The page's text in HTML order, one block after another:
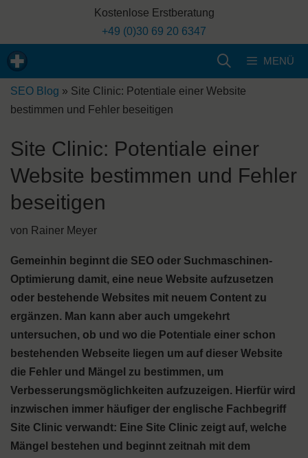
Kostenlose Erstberatung
+49 (0)30 69 20 6347
MENÜ
SEO Blog » Site Clinic: Potentiale einer Website
bestimmen und Fehler beseitigen
Site Clinic: Potentiale einer
Website bestimmen und Fehler
beseitigen
von Rainer Meyer
Gemeinhin beginnt die SEO oder Suchmaschinen-
Optimierung damit, eine neue Website aufzusetzen
oder bestehende Websites mit neuem Content zu
ergänzen. Man kann aber auch umgekehrt
untersuchen, ob und wo die Potentiale einer schon
bestehenden Webseite liegen um auf dieser Website
die Fehler und Mängel zu bestimmen, um
Verbesserungsmöglichkeiten aufzuzeigen. Hierfür wird
inzwischen immer häufiger der englische Fachbegriff
Site Clinic verwandt: Eine Site Clinic zeigt auf, welche
Mängel bestehen und beginnt zeitnah mit dem